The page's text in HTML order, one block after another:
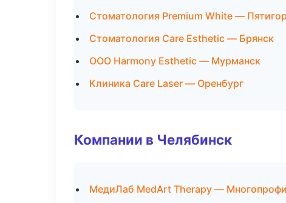
Стоматология Premium White —
Стоматология Care Esthetic — Брянск
ООО Harmony Esthetic — Мурманск
Клиника Care Laser — Оренбург
Компании в Челябинск
МедиЛаб MedArt Therapy —